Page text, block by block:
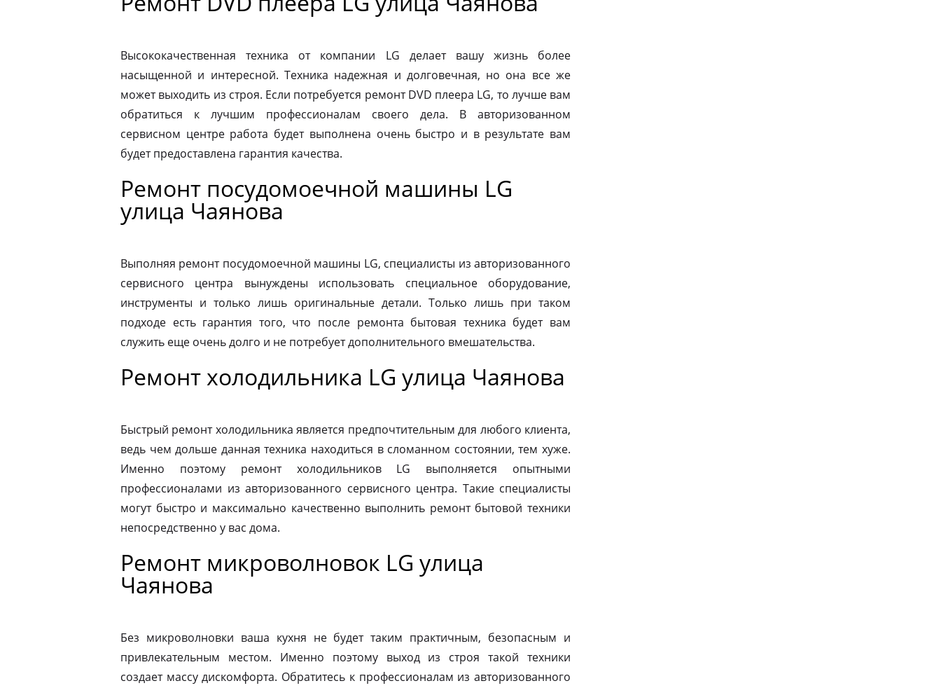
Высококачественная техника от компании LG делает вашу жизнь более
насыщенной и интересной. Техника надежная и долговечная, но она все же
может выходить из строя. Если потребуется ремонт DVD плеера LG, то лучше вам
обратиться к лучшим профессионалам своего дела. В авторизованном
сервисном центре работа будет выполнена очень быстро и в результате вам
будет предоставлена гарантия качества.
Ремонт посудомоечной машины LG
улица Чаянова
Выполняя ремонт посудомоечной машины LG, специалисты из авторизованного
сервисного центра вынуждены использовать специальное оборудование,
инструменты и только лишь оригинальные детали. Только лишь при таком
подходе есть гарантия того, что после ремонта бытовая техника будет вам
служить еще очень долго и не потребует дополнительного вмешательства.
Ремонт холодильника LG улица Чаянова
Быстрый ремонт холодильника является предпочтительным для любого клиента,
ведь чем дольше данная техника находиться в сломанном состоянии, тем хуже.
Именно поэтому ремонт холодильников LG выполняется опытными
профессионалами из авторизованного сервисного центра. Такие специалисты
могут быстро и максимально качественно выполнить ремонт бытовой техники
непосредственно у вас дома.
Ремонт микроволновок LG улица
Чаянова
Без микроволновки ваша кухня не будет таким практичным, безопасным и
привлекательным местом. Именно поэтому выход из строя такой техники
создает массу дискомфорта. Обратитесь к профессионалам из авторизованного